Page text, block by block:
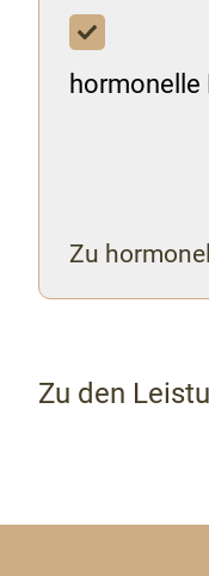
hormonelle
Zu
Zu den